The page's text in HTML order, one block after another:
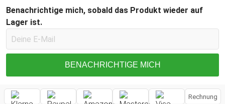
Benachrichtige mich, sobald das Produkt wieder auf
Lager ist.
BENACHRICHTIGE MICH
Rechnung